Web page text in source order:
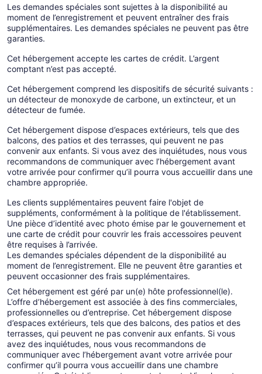
Les demandes spéciales sont sujettes à la disponibilité au
moment de l’enregistrement et peuvent entraîner des frais
supplémentaires. Les demandes spéciales ne peuvent pas être
garanties.
Cet hébergement accepte les cartes de crédit. L’argent
comptant n’est pas accepté.
Cet hébergement comprend les dispositifs de sécurité suivants :
un détecteur de monoxyde de carbone, un extincteur, et un
détecteur de fumée.
Cet hébergement dispose d’espaces extérieurs, tels que des
balcons, des patios et des terrasses, qui peuvent ne pas
convenir aux enfants. Si vous avez des inquiétudes, nous vous
recommandons de communiquer avec l’hébergement avant
votre arrivée pour confirmer qu’il pourra vous accueillir dans une
chambre appropriée.
Les clients supplémentaires peuvent faire l'objet de
suppléments, conformément à la politique de l'établissement.
Une pièce d’identité avec photo émise par le gouvernement et
une carte de crédit pour couvrir les frais accessoires peuvent
être requises à l’arrivée.
Les demandes spéciales dépendent de la disponibilité au
moment de l’enregistrement. Elle ne peuvent être garanties et
peuvent occasionner des frais supplémentaires.
Cet hébergement est géré par un(e) hôte professionnel(le).
L’offre d’hébergement est associée à des fins commerciales,
professionnelles ou d’entreprise. Cet hébergement dispose
d’espaces extérieurs, tels que des balcons, des patios et des
terrasses, qui peuvent ne pas convenir aux enfants. Si vous
avez des inquiétudes, nous vous recommandons de
communiquer avec l’hébergement avant votre arrivée pour
confirmer qu’il pourra vous accueillir dans une chambre